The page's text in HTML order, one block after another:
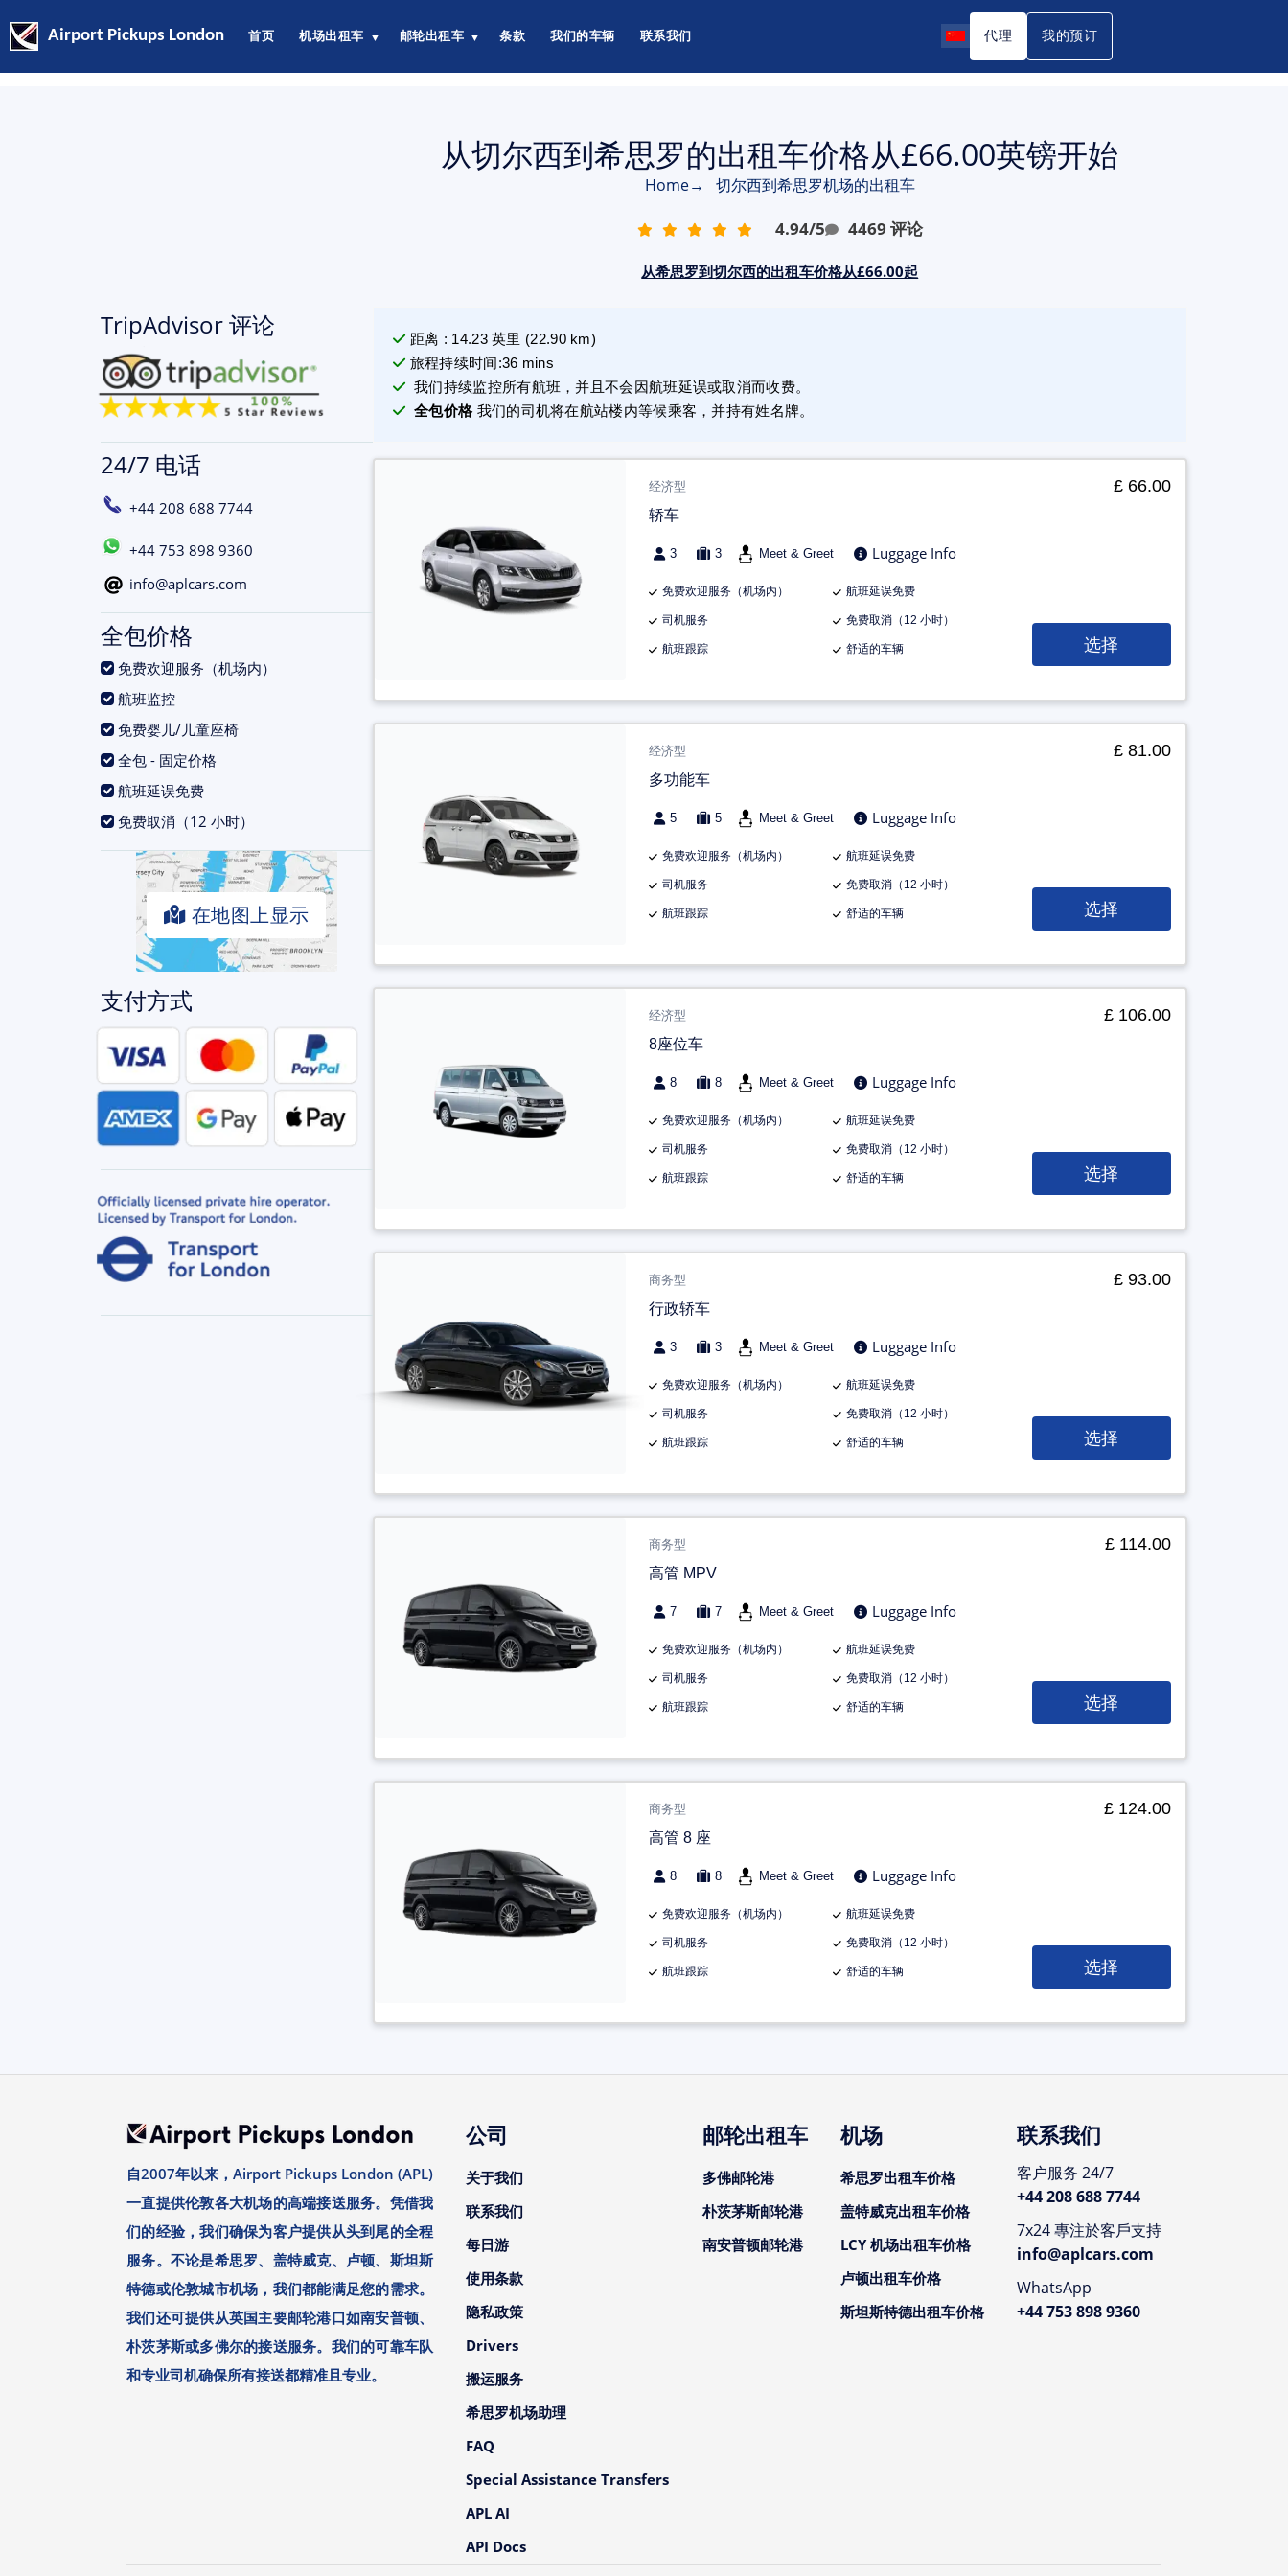
Airport Pickups London 首页 机场出租车 ▼ 邮轮出租车 ▼ 条款 我们的车辆 联系我们 代理 我的预订
TripAdvisor 评论
24/7 电话
+44 208 688 7744
+44 753 898 9360
info@aplcars.com
全包价格
免费欢迎服务（机场内）
航班监控
免费婴儿/儿童座椅
全包 - 固定价格
航班延误免费
免费取消（12 小时）
在地图上显示
支付方式
从切尔西到希思罗的出租车价格从£66.00英镑开始
Home→ 切尔西到希思罗机场的出租车
4.94/5 4469 评论
从希思罗到切尔西的出租车价格从£66.00起
距离 : 14.23 英里 (22.90km)
旅程持续时间:36 mins
我们持续监控所有航班，并且不会因航班延误或取消而收费。
全包价格 我们的司机将在航站楼内等候乘客，并持有姓名牌。
经济型
轿车
3 3 Meet & Greet Luggage Info
免费欢迎服务（机场内） 航班延误免费
司机服务 免费取消（12 小时）
航班跟踪 舒适的车辆
£ 66.00
选择
经济型
多功能车
5 5 Meet & Greet Luggage Info
免费欢迎服务（机场内） 航班延误免费
司机服务 免费取消（12 小时）
航班跟踪 舒适的车辆
£ 81.00
选择
经济型
8座位车
8 8 Meet & Greet Luggage Info
免费欢迎服务（机场内） 航班延误免费
司机服务 免费取消（12 小时）
航班跟踪 舒适的车辆
£ 106.00
选择
商务型
行政轿车
3 3 Meet & Greet Luggage Info
免费欢迎服务（机场内） 航班延误免费
司机服务 免费取消（12 小时）
航班跟踪 舒适的车辆
£ 93.00
选择
商务型
高管 MPV
7 7 Meet & Greet Luggage Info
免费欢迎服务（机场内） 航班延误免费
司机服务 免费取消（12 小时）
航班跟踪 舒适的车辆
£ 114.00
选择
商务型
高管 8 座
8 8 Meet & Greet Luggage Info
免费欢迎服务（机场内） 航班延误免费
司机服务 免费取消（12 小时）
航班跟踪 舒适的车辆
£ 124.00
选择
自2007年以来，Airport Pickups London (APL)
一直提供伦敦各大机场的高端接送服务。凭借我
们的经验，我们确保为客户提供从头到尾的全程
服务。不论是希思罗、盖特威克、卢顿、斯坦斯
特德或伦敦城市机场，我们都能满足您的需求。
我们还可提供从英国主要邮轮港口如南安普顿、
朴茨茅斯或多佛尔的接送服务。我们的可靠车队
和专业司机确保所有接送都精准且专业。
公司
关于我们
联系我们
每日游
使用条款
隐私政策
Drivers
搬运服务
希思罗机场助理
FAQ
Special Assistance Transfers
APL AI
API Docs
邮轮出租车
多佛邮轮港
朴茨茅斯邮轮港
南安普顿邮轮港
机场
希思罗出租车价格
盖特威克出租车价格
LCY 机场出租车价格
卢顿出租车价格
斯坦斯特德出租车价格
联系我们
客户服务 24/7
+44 208 688 7744
7x24 專注於客戶支持
info@aplcars.com
WhatsApp
+44 753 898 9360